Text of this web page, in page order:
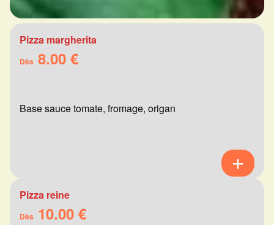
Pizza margherita
Dès 8.00 €
Base sauce tomate, fromage, origan
Pizza reine
Dès 10.00 €